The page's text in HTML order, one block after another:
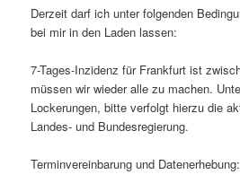
Derzeit darf ich unter folgenden
bei mir in den Laden lassen:
7-Tages-Inzidenz für Frankfurt ist
müssen wir wieder alle zu machen.
Lockerungen, bitte verfolgt hierzu die
Landes- und Bundesregierung.
Terminvereinbarung und Datenerhebung: